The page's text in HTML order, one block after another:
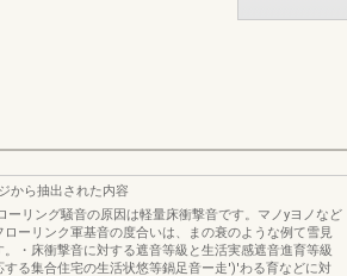
から抽出された内容
ーリング騒音の原因は軽量床衝撃音です。マノyヨノなど
ローリンク軍基音の度合いは、まの衰のような例て雪見
。・床衝撃音に対する遮音等級と生活実感遮音進育等級
する集合住宅の生活状悠等鍋足音ー走')'わる育などに対